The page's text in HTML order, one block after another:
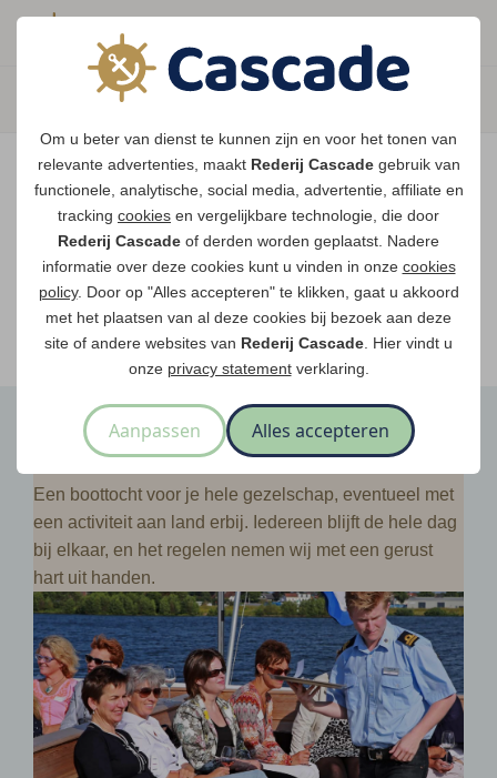
Om u beter van dienst te kunnen zijn en voor het tonen van
relevante advertenties, maakt Rederij Cascadegebruik van
functionele, analytische, social media, advertentie, affiliate en
tracking cookies en vergelijkbare technologie, die door
Rederij Cascade of derden worden geplaatst. Nadere
informatie over deze cookies kunt u vinden in onze cookies
policy. Door op "Alles accepteren" te klikken, gaat u akkoord
met het plaatsen van al deze cookies bij bezoek aan deze
site of andere websites van Rederij Cascade . Hier vindt u
onze privacy statementverklaring.
Aanpassen Alles accepteren
Boek direct je vaart
Vaar je mee over de
Maasplassen?
Ondanks de lage waterstanden
gaan onze vaarten gewoon door.
Bekijk onze rondvaarten
Groepsuitjes
Een boottocht voor je hele gezelschap, eventueel met
een activiteit aan land erbij. Iedereen blijft de hele dag
bij elkaar, en het regelen nemen wij met een gerust
hart uit handen.